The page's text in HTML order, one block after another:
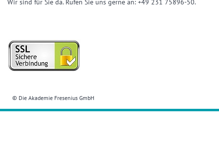
Wir sind für Sie da. Rufen Sie uns gerne an: +49 231 75896-50.
© Die Akademie Fresenius GmbH